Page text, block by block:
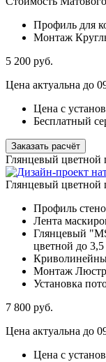
Профиль для
Монтаж
5 200 руб.
Цена актуальна до
Цена с
Бесплатный
Заказать расчёт
Глянцевый цветной
Глянцевый цветной
Профиль
Лента
Глянцевый
цветной до
Монтаж
Установка
7 800 руб.
Цена актуальна до
Цена с